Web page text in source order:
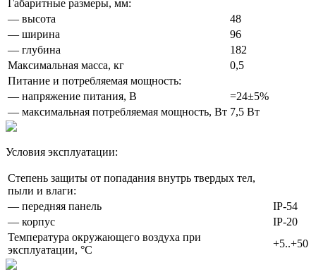
Габаритные размеры, мм:
— высота
48
— ширина
96
— глубина
182
Максимальная масса, кг
0,5
Питание и потребляемая мощность:
— напряжение питания, В
=24±5%
— максимальная потребляемая мощность, Вт 7,5 Вт
Условия эксплуатации:
Степень защиты от попадания внутрь твердых тел,
пыли и влаги:
— передняя панель
IP-54
— корпус
IP-20
Температура окружающего воздуха при
эксплуатации, °С
+5..+50